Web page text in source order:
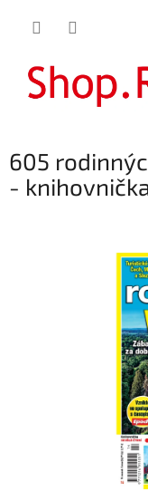
605
-